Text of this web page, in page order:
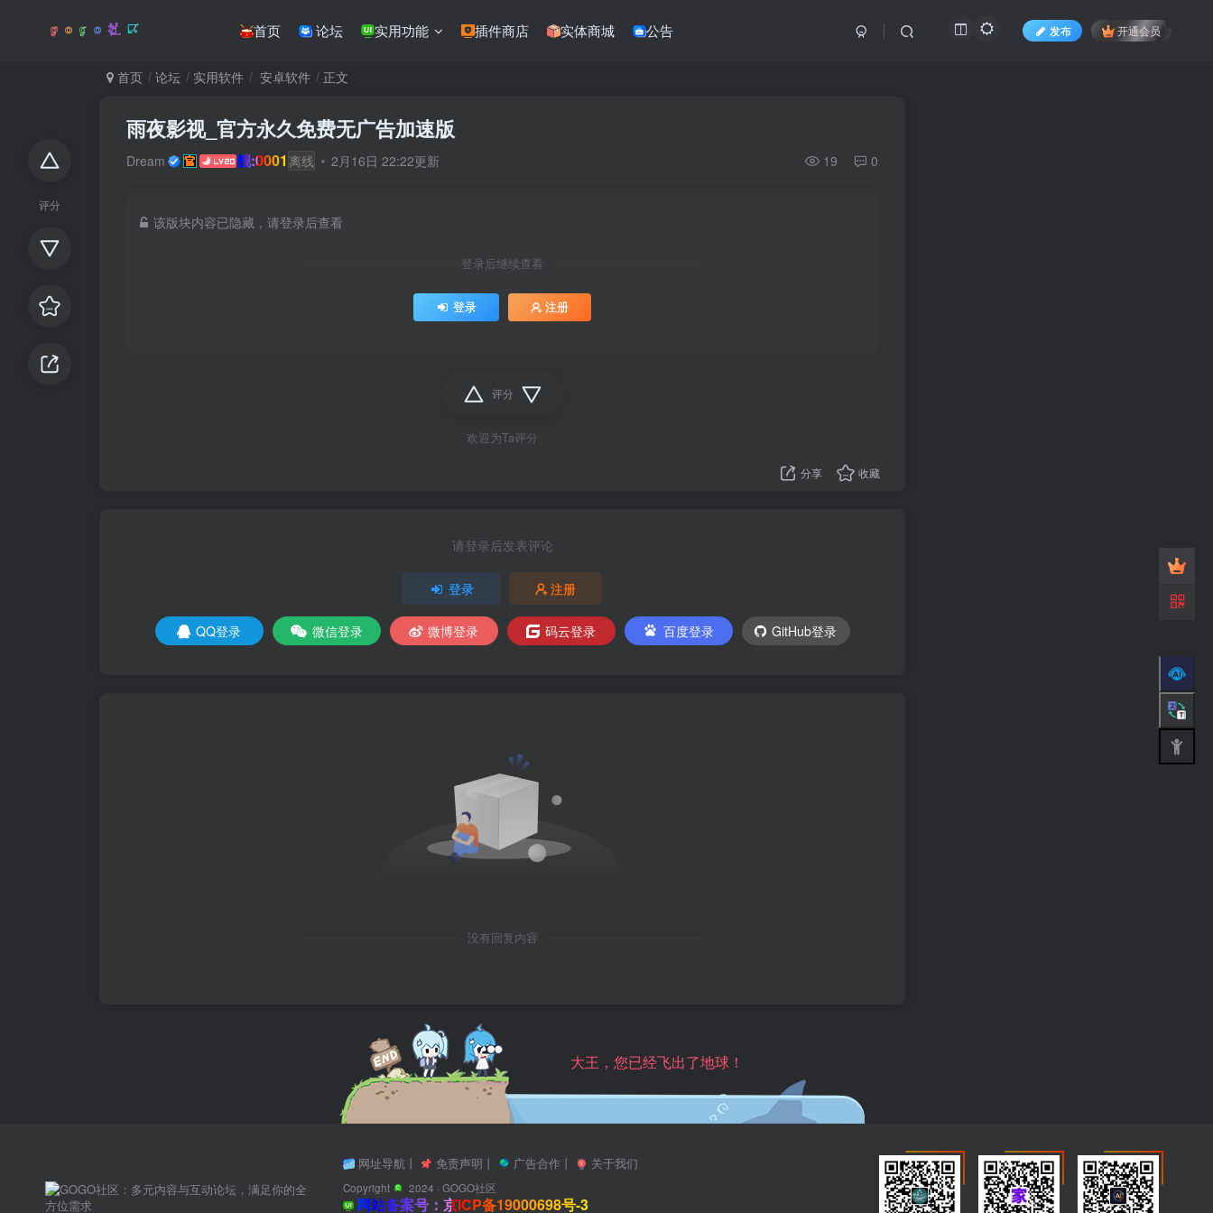
首页 论坛 实用功能 插件商店 实体商城 公告 发布 开通会员
评分
首页 论坛 实用软件 安卓软件 正文
雨夜影视_官方永久免费无广告加速版
Dream 靓:0001 离线 2月16日 22:22更新 19 0
该版块内容已隐藏，请登录后查看
登录后继续查看
登录 注册
评分
欢迎为Ta评分
分享 收藏
请登录后发表评论
登录 注册
QQ登录 微信登录 微博登录 码云登录 百度登录 GitHub登录
没有回复内容
大王，您已经飞出了地球！
网址导航 丨 免责声明 丨 广告合作 丨 关于我们
Copyright 2024 · GOGO社区
网站备案号：京ICP备19000698号-3